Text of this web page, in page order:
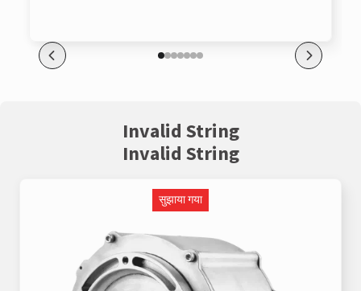
Invalid String
Invalid String
सुझाया गया